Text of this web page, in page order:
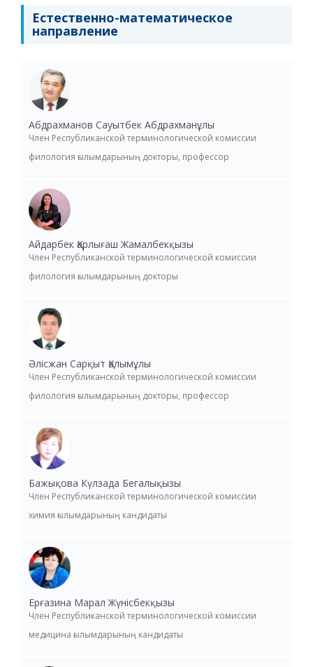
Естественно-математическое
направление
Абдрахманов Сауытбек Абдрахманұлы
Член Республиканской терминологической комиссии
филология ғылымдарының докторы, профессор
Айдарбек Қарлығаш Жамалбекқызы
Член Республиканской терминологической комиссии
филология ғылымдарының докторы
Әлісжан Сарқыт Қалымұлы
Член Республиканской терминологической комиссии
филология ғылымдарының докторы, профессор
Бажықова Күлзада Бегалықызы
Член Республиканской терминологической комиссии
химия ғылымдарының кандидаты
Ерғазина Марал Жүнісбекқызы
Член Республиканской терминологической комиссии
медицина ғылымдарының кандидаты